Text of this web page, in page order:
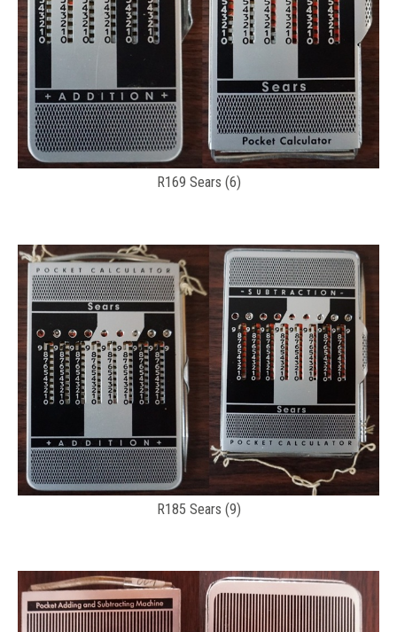
R169 Sears (6)
R185 Sears (9)